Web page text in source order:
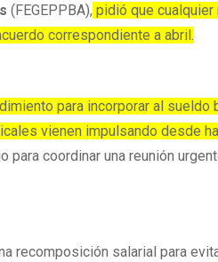
(FEGEPPBA), pidió que cualquier
correspondiente a abril.
para incorporar al sueldo
vienen impulsando desde
para coordinar una reunión
recomposición salarial para